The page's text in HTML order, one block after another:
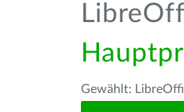
Gewählt: